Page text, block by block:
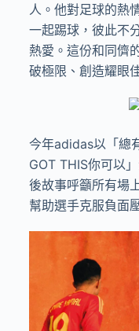
人。他對足球的熱
一起踢球，彼此不
熱愛。這份和同儕
破極限、創造耀眼
今年adidas以「總
GOT THIS你可以
後故事呼籲所有場
幫助選手克服負面